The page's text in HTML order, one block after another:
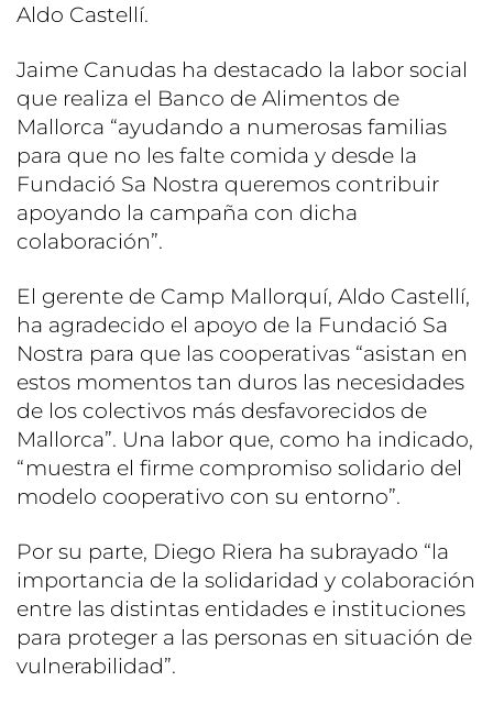
Aldo Castellí.
Jaime Canudas ha destacado la labor social
que realiza el Banco de Alimentos de
Mallorca “ayudando a numerosas familias
para que no les falte comida y desde la
Fundació Sa Nostra queremos contribuir
apoyando la campaña con dicha
colaboración”.
El gerente de Camp Mallorquí, Aldo Castellí,
ha agradecido el apoyo de la Fundació Sa
Nostra para que las cooperativas “asistan en
estos momentos tan duros las necesidades
de los colectivos más desfavorecidos de
Mallorca”. Una labor que, como ha indicado,
“muestra el firme compromiso solidario del
modelo cooperativo con su entorno”.
Por su parte, Diego Riera ha subrayado “la
importancia de la solidaridad y colaboración
entre las distintas entidades e instituciones
para proteger a las personas en situación de
vulnerabilidad”.